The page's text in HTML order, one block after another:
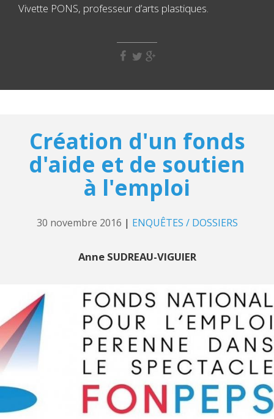
Vivette PONS, professeur d’arts plastiques.
Création d'un fonds
d'aide et de soutien
à l'emploi
30 novembre 2016 | ENQUÊTES / DOSSIERS
Anne SUDREAU-VIGUIER